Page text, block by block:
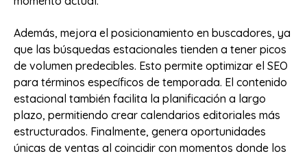
Además, mejora el posicionamiento en buscadores, ya
que las búsquedas estacionales tienden a tener picos
de volumen predecibles. Esto permite optimizar el SEO
para términos específicos de temporada. El contenido
estacional también facilita la planificación a largo
plazo, permitiendo crear calendarios editoriales más
estructurados. Finalmente, genera oportunidades
únicas de ventas al coincidir con momentos donde los